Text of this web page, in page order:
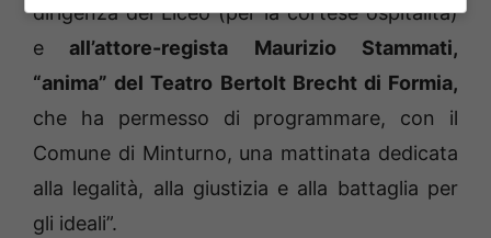
dirigenza del Liceo (per la cortese ospitalità)
e all’attore-regista Maurizio Stammati,
“anima” del Teatro Bertolt Brecht di Formia,
che ha permesso di programmare, con il
Comune di Minturno, una mattinata dedicata
alla legalità, alla giustizia e alla battaglia per
gli ideali”.